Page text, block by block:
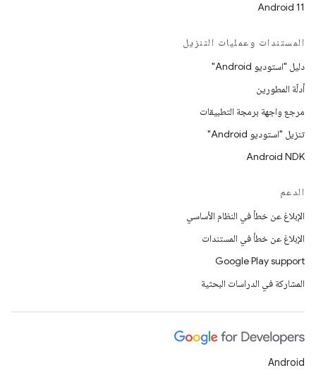
Android 11
المستندات وعمليات التنزيل
دليل "استوديو Android"
أدلّة المطورين
مرجع واجهة برمجة التطبيقات
تنزيل "استوديو Android"
Android NDK
الدعم
الإبلاغ عن خطأ في النظام الأساسي
الإبلاغ عن خطأ في المستندات
Google Play support
المشاركة في الدراسات البحثية
Android